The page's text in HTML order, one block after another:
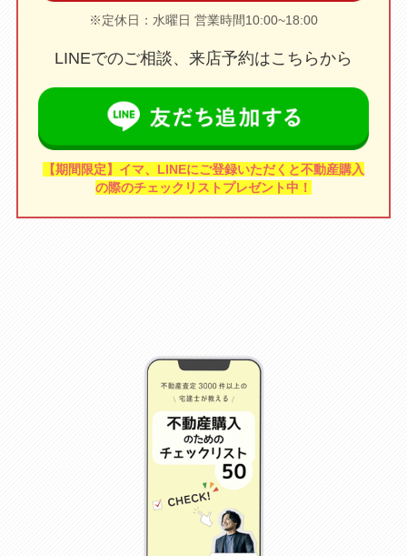
※定休日：水曜日 営業時間10:00~18:00
LINEでのご相談、来店予約はこちらから
【期間限定】イマ、LINEにご登録いただくと不動産購入
の際のチェックリストプレゼント中！